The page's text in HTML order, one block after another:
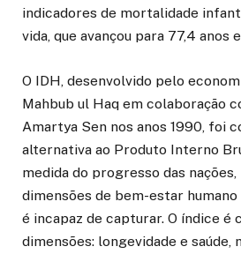
indicadores de mortalidade
vida, que avançou para 77,4 anos
O IDH, desenvolvido pelo
Mahbub ul Haq em colaboração
Amartya Sen nos anos 1990, foi
alternativa ao Produto Interno
medida do progresso das
dimensões de bem-estar humano
é incapaz de capturar. O índice
dimensões: longevidade e saúde,